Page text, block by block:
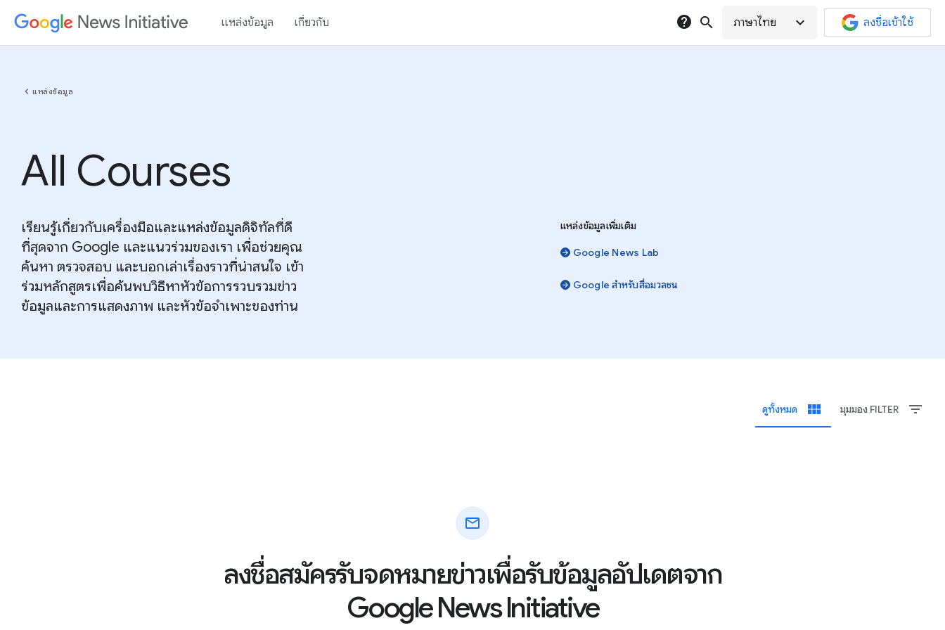
แหล่งข้อมูล เกี่ยวกับ help search ภาษาไทย expand_more ลงชื่อเข้าใช้
chevron_left แหล่งข้อมูล
All Courses
เรียนรู้เกี่ยวกับเครื่องมือและแหล่งข้อมูลดิจิทัลที่ดี
ที่สุดจาก Google และแนวร่วมของเรา เพื่อช่วยคุณ
ค้นหา ตรวจสอบ และบอกเล่าเรื่องราวที่น่าสนใจ เข้า
ร่วมหลักสูตรเพื่อค้นพบวิธีหาหัวข้อการรวบรวมข่าว
ข้อมูลและการแสดงภาพ และหัวข้อจำเพาะของท่าน
แหล่งข้อมูลเพิ่มเติม
Google News Lab
Google สําหรับสื่อมวลชน
ดูทั้งหมด view_module มุมมอง FILTER filter_list
mail
ลงชื่อสมัครรับจดหมายข่าวเพื่อรับข้อมูลอัปเดตจาก
Google News Initiative